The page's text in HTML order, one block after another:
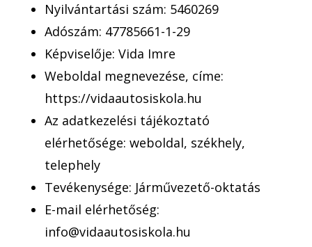
Nyilvántartási szám: 5460269
Adószám: 47785661-1-29
Képviselője: Vida Imre
Weboldal megnevezése, címe:
https://vidaautosiskola.hu
Az adatkezelési tájékoztató
elérhetősége: weboldal, székhely,
telephely
Tevékenysége: Járművezető-oktatás
E-mail elérhetőség:
info@vidaautosiskola.hu